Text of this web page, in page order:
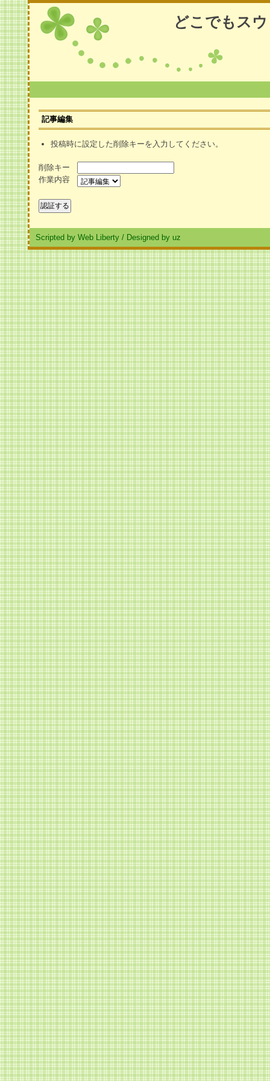
どこでもス
記事編集
投稿時に設定した削除キーを入力してください。
削除キー
作業内容
Scripted by Web Liberty / Designed by uz